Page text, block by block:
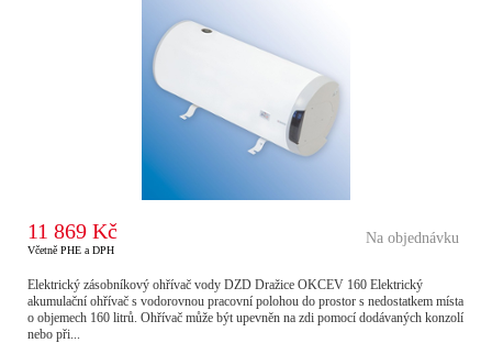
11 869 Kč
Včetně PHE a DPH
Na objednávku
Elektrický zásobníkový ohřívač vody DZD Dražice OKCEV 160 Elektrický
akumulační ohřívač s vodorovnou pracovní polohou do prostor s nedostatkem místa
o objemech 160 litrů. Ohřívač může být upevněn na zdi pomocí dodávaných konzolí
nebo při...